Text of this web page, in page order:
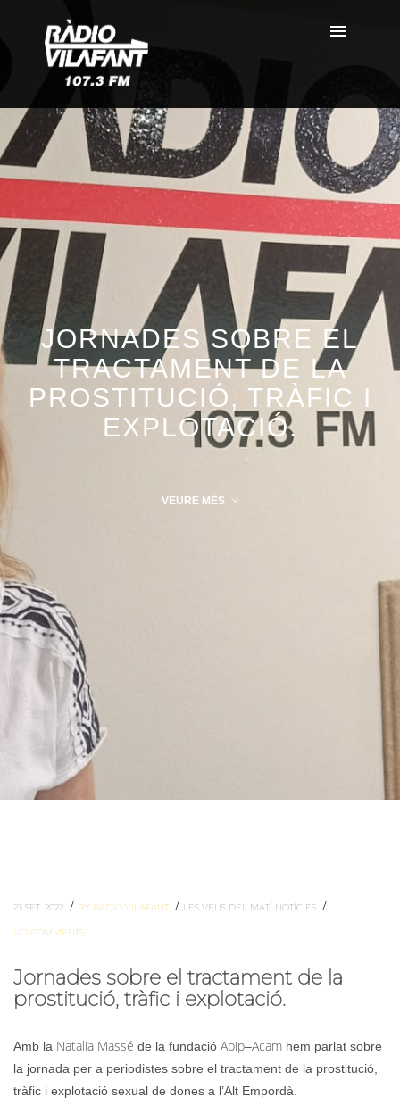
JORNADES SOBRE EL
TRACTAMENT DE LA
PROSTITUCIÓ, TRÀFIC I
EXPLOTACIÓ.
VEURE MÉS
23 SET. 2022 / BY RADIO VILAFANT / LES VEUS DEL MATÍ NOTÍCIES /
NO COMMENTS
Jornades sobre el tractament de la
prostitució, tràfic i explotació.
Amb la Natalia Massé de la fundació Apip–Acam hem parlat sobre
la jornada per a periodistes sobre el tractament de la prostitució,
tràfic i explotació sexual de dones a l’Alt Empordà.